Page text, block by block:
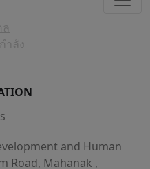
ำลัง
and Human
Road, Mahanak ,